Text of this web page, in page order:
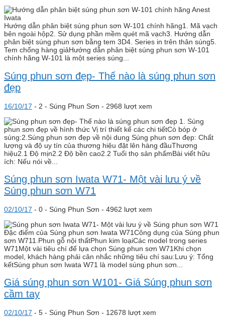
Hướng dẫn phân biệt súng phun sơn W-101 chính hãng1. Mã vạch
bên ngoài hộp2. Sử dụng phần mềm quét mã vạch3. Hướng dẫn
phân biệt súng phun sơn bằng tem 3D4. Series in trên thân súng5.
Tem chống hàng giảHướng dẫn phân biệt súng phun sơn W-101
chính hãng W-101 là một series súng...
Súng phun sơn đẹp- Thế nào là súng phun sơn
đẹp
16/10/17 - 2 - Súng Phun Sơn - 2968 lượt xem
1. Súng
phun sơn đẹp về hình thức Vị trí thiết kế các chi tiếtCò bóp ở
súng:2.Súng phun sơn đẹp về nội dung Súng phun sơn đẹp: Chất
lượng và độ uy tín của thương hiệu đặt lên hàng đầuThương
hiệu2.1 Độ mịn2.2 Độ bền cao2.2 Tuổi thọ sản phẩmBài viết hữu
ích: Nếu nói về...
Súng phun sơn Iwata W71- Một vài lưu ý về
Súng phun sơn W71
02/10/17 - 0 - Súng Phun Sơn - 4962 lượt xem
Đặc điểm của Súng phun sơn Iwata W71Công dụng của Súng phun
sơn W711.Phun gỗ nội thấtPhun kim loạiCác model trong series
W71Một vài tiêu chí để lựa chọn Súng phun sơn W71Khi chọn
model, khách hàng phải cân nhắc những tiêu chí sau:Lưu ý: Tổng
kếtSúng phun sơn Iwata W71 là model súng phun sơn...
Giá súng phun sơn W101- Giá Súng phun sơn
cầm tay
02/10/17 - 5 - Súng Phun Sơn - 12678 lượt xem